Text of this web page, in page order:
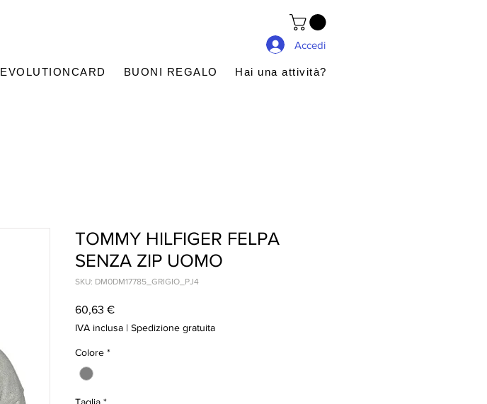
Accedi
EVOLUTIONCARD BUONI REGALO Hai una attività?
TOMMY HILFIGER FELPA
SENZA ZIP UOMO
SKU: DM0DM17785_GRIGIO_PJ4
60,63 €Prezzo
IVA inclusa | Spedizione gratuita
Colore *